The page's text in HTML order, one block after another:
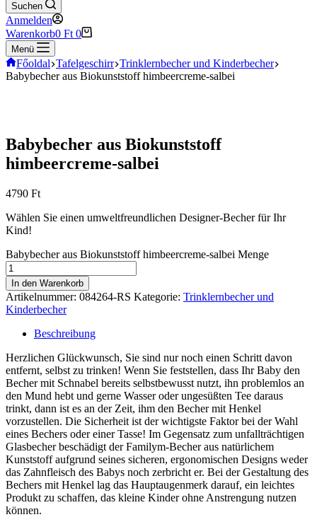
Suchen
Anmelden
Warenkorb0 Ft 0
Menü
Főoldal Tafelgeschirr Trinklernbecher und Kinderbecher
Babybecher aus Biokunststoff himbeercreme-salbei
Babybecher aus Biokunststoff
himbeercreme-salbei
4790 Ft
Wählen Sie einen umweltfreundlichen Designer-Becher für Ihr
Kind!
Babybecher aus Biokunststoff himbeercreme-salbei Menge
In den Warenkorb
Artikelnummer: 084264-RS Kategorie: Trinklernbecher und
Kinderbecher
Beschreibung
Herzlichen Glückwunsch, Sie sind nur noch einen Schritt davon
entfernt, selbst zu trinken! Wenn Sie feststellen, dass Ihr Baby den
Becher mit Schnabel bereits selbstbewusst nutzt, ihn problemlos an
den Mund hebt und gerne Wasser oder ungesüßten Tee daraus
trinkt, dann ist es an der Zeit, ihm den Becher mit Henkel
vorzustellen. Die Sicherheit ist der wichtigste Faktor bei der Wahl
eines Bechers oder einer Tasse! Im Gegensatz zum unfallträchtigen
Glasbecher beschädigt der Familym-Becher aus natürlichem
Kunststoff aufgrund seines sicheren, ergonomischen Designs weder
das Zahnfleisch des Babys noch zerbricht er. Bei der Gestaltung des
Bechers mit Henkel lag das Hauptaugenmerk darauf, ein leichtes
Produkt zu schaffen, das kleine Kinder ohne Anstrengung nutzen
können.